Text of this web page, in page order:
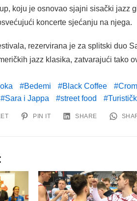
koju je osnovao sjajni sisački jazz
koncerte sjećanju na njega.
rezervirana je za splitski duo
jazz klasika, zatvarajući tako
Bedemi Black Coffee
Sara i Jappa street food
PIN IT SHARE